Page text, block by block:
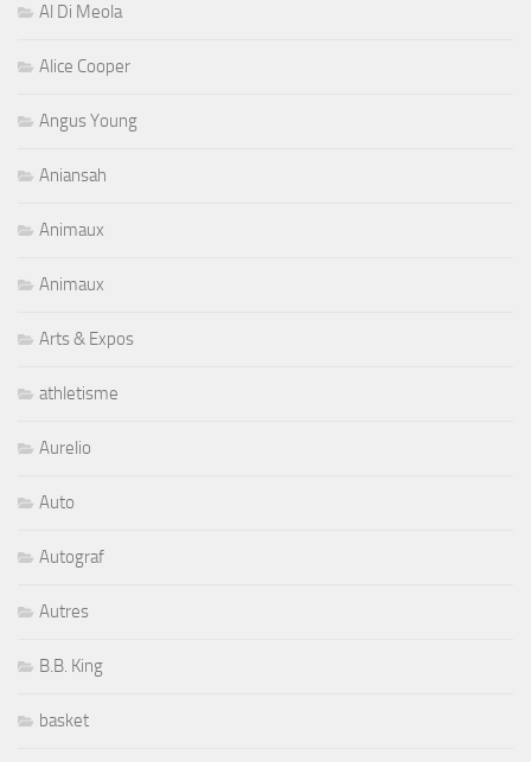
Al Di Meola
Alice Cooper
Angus Young
Aniansah
Animaux
Animaux
Arts & Expos
athletisme
Aurelio
Auto
Autograf
Autres
B.B. King
basket